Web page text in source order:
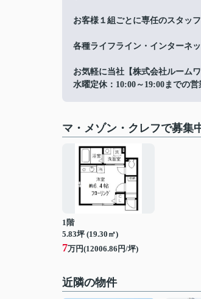
お客様１組ごとに専任のスタッ
各種ライフライン・インターネ
お気軽に当社【株式会社ルーム
水曜定休：10:00～19:00までの営
マ・メゾン・クレフで募集
1階
5.83坪 (19.30㎡)
7万円(12006.86円/坪)
近隣の物件